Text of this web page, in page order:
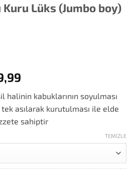
Kuru Lüks (Jumbo boy)
₺ 449,99
-
₺ 799,99
halinin kabuklarının soyulması
asılarak kurutulması ile elde
sahiptir
TEMIZLE